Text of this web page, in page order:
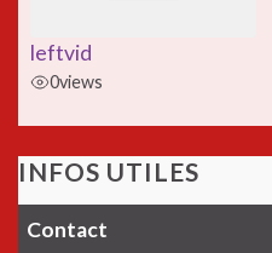
leftvid
0views
INFOS UTILES
Contact